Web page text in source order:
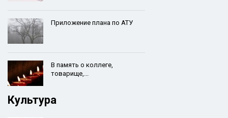
Приложение плана по АТУ
В память о коллеге,
товарище,...
Культура